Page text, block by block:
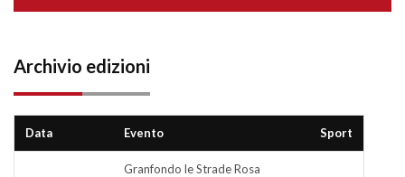
Archivio edizioni
Data Evento Sport
Granfondo le Strade Rosa